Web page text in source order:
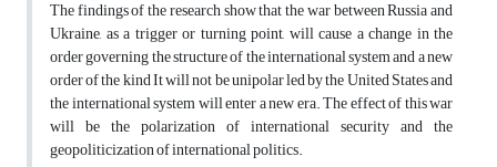
The findings of the research show that the war between Russia and
Ukraine, as a trigger or turning point, will cause a change in the
order governing the structure of the international system and a new
order of the kind It will not be unipolar led by the United States and
the international system will enter a new era. The effect of this war
will be the polarization of international security and the
geopoliticization of international politics.